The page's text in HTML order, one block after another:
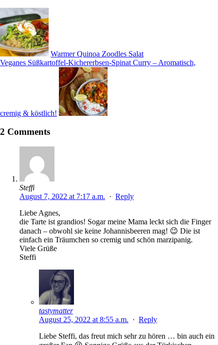
Warmer Quinoa Zoodles Salat
Veganes Süßkartoffel-Kichererbsen-Spinat Curry – Aromatisch,
cremig & köstlich!
2 Comments
Steffi
August 7, 2022 at 7:17 a.m. · Reply
Liebe Agnes,
die Tarte ist grandios! Sogar meine Mama leckt sich die Finger
danach – obwohl sie keine Johannisbeeren mag! 😉 Die ist
einfach ein Träumchen so cremig und schön marzipanig.
Viele Grüße
Steffi
tastymatter
August 25, 2022 at 8:55 a.m. · Reply
Liebe Steffi, das freut mich sehr zu hören … bin auch ein